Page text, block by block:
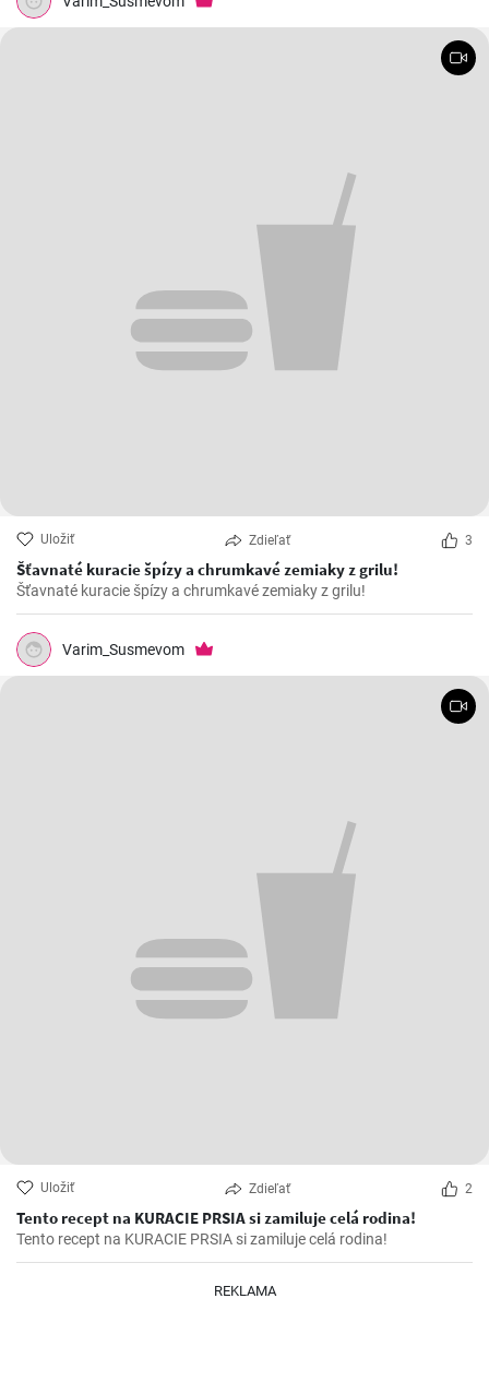
Uložiť Zdieľať 3
Šťavnaté kuracie špízy a chrumkavé zemiaky z grilu!
Šťavnaté kuracie špízy a chrumkavé zemiaky z grilu!
Varim_Susmevom
Uložiť Zdieľať 2
Tento recept na KURACIE PRSIA si zamiluje celá rodina!
Tento recept na KURACIE PRSIA si zamiluje celá rodina!
REKLAMA